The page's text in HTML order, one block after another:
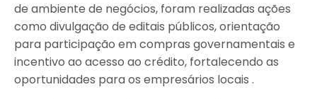
de ambiente de negócios, foram realizadas ações
como divulgação de editais públicos, orientação
para participação em compras governamentais e
incentivo ao acesso ao crédito, fortalecendo as
oportunidades para os empresários locais .